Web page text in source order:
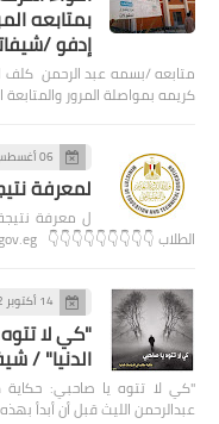
بمتابعه
إدفو /
متابعه /بسمه عبد الرحمن كلف
كريمه بمواصلة المرور والمتابعة
06 أغسطس 2022
لمعرفة نتيجة
الطلاب 👇👇👇👇👇👇👇👇👇 https://g12.emis.gov.eg/ وال…
14 أكتوبر 2022
"كي لا
الدنيا" /
"كي لا تتوه يا صاحبي: حكاية
عبدالرحمن الليث قبل أن أبدأ